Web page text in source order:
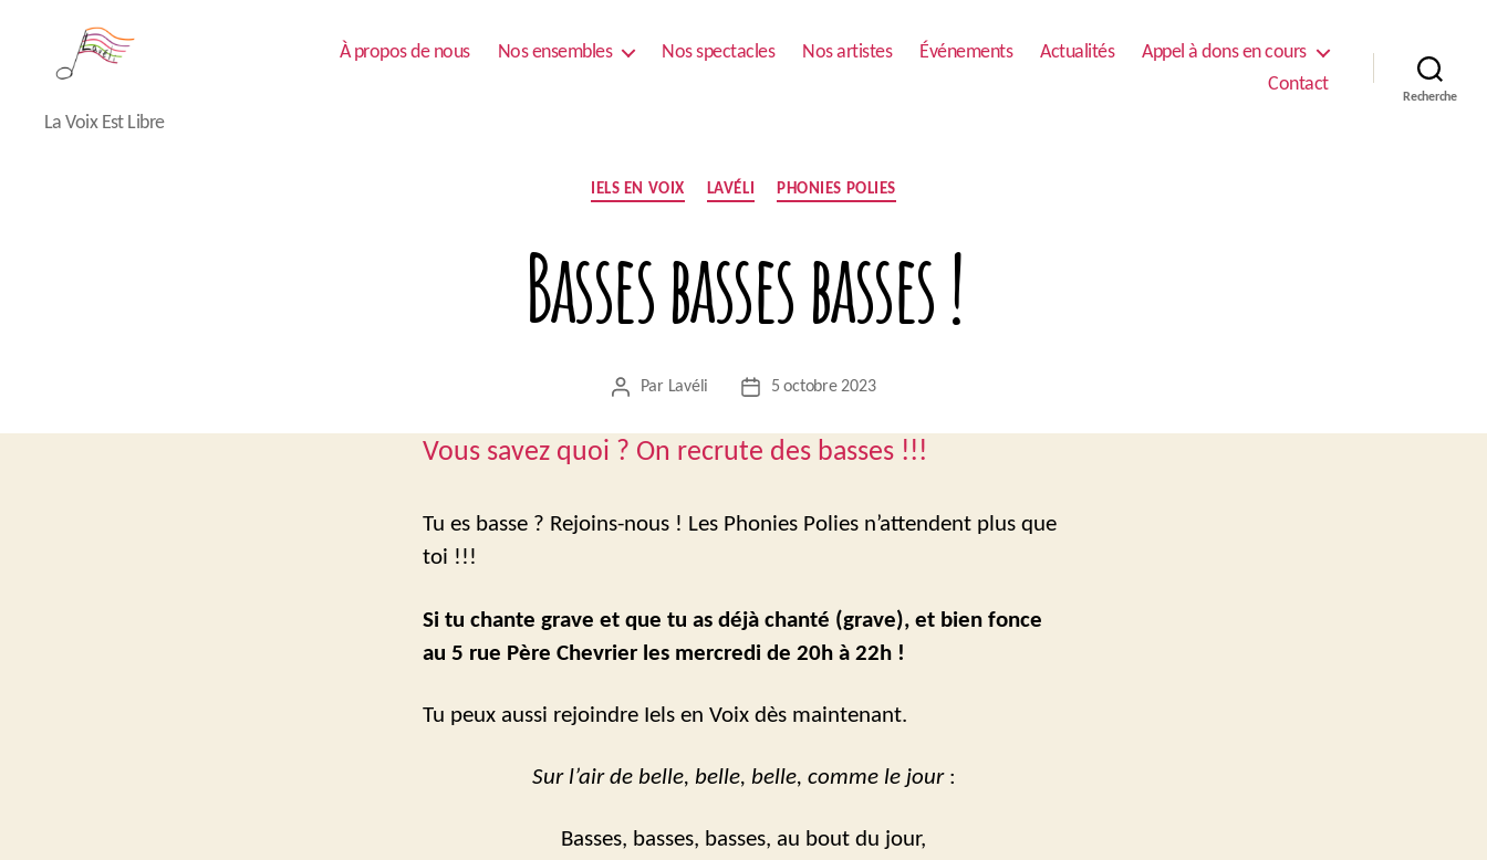
Lavéli
La Voix Est Libre
À propos de nous Nos ensembles Nos spectacles Nos artistes Événements Actualités
Appel à dons en cours
Contact
Recherche
Catégories
IELS EN VOIX LAVÉLI PHONIES POLIES
Basses basses basses !
Auteur
l’article
Par Lavéli
Date
l’article
5 octobre 2023
Vous savez quoi ? On recrute des basses !!!
Tu es basse ? Rejoins-nous ! Les Phonies Polies n’attendent plus que
toi !!!
Si tu chante grave et que tu as déjà chanté (grave), et bien fonce
au 5 rue Père Chevrier les mercredi de 20h à 22h !
Tu peux aussi rejoindre Iels en Voix dès maintenant.
Sur l’air de belle, belle, belle, comme le jour:
Basses, basses, basses, au bout du jour,